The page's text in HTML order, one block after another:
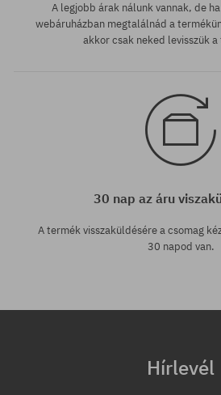
A legjobb árak nálunk vannak, de
webáruházban megtalálnád a
akkor csak neked levisszük
30 nap az áru
A termék visszaküldésére a csomag
30 napod van.
Hírlevél